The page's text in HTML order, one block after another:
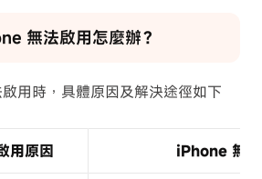
無法啟用怎麼辦？
用時，具體原因及解決途徑如下
用原因 iPhone 無